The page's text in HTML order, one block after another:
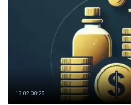
13.02 08:25